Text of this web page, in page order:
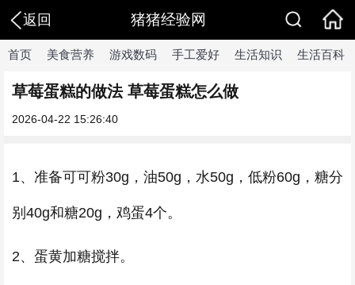
返回 猪猪经验网
首页 美食营养 游戏数码 手工爱好 生活知识 生活百科
草莓蛋糕的做法 草莓蛋糕怎么做
2026-04-22 15:26:40
1、准备可可粉30g，油50g，水50g，低粉60g，糖分
别40g和糖20g，鸡蛋4个。
2、蛋黄加糖搅拌。